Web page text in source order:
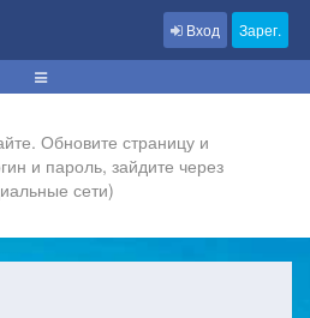
Вход Зарег.
Обновите страницу и
и пароль, зайдите через
сети)